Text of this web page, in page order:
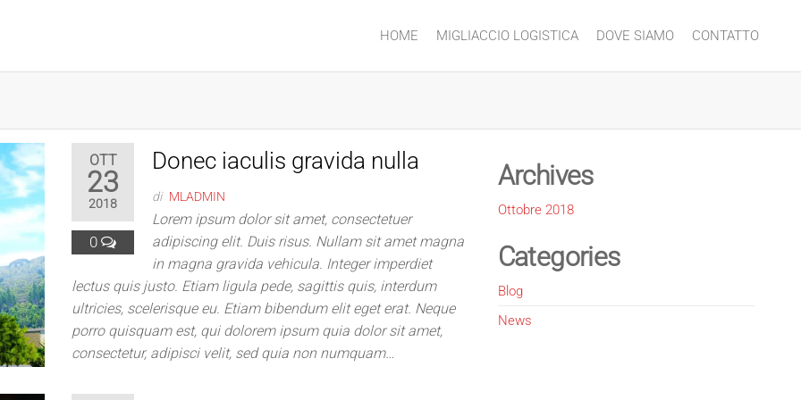
HOME MIGLIACCIO LOGISTICA DOVE SIAMO CONTATTO
OTT
23
2018
0
Donec iaculis gravida nulla
di MLADMIN
Lorem ipsum dolor sit amet, consectetuer
adipiscing elit. Duis risus. Nullam sit amet magna
in magna gravida vehicula. Integer imperdiet
lectus quis justo. Etiam ligula pede, sagittis quis, interdum
ultricies, scelerisque eu. Etiam bibendum elit eget erat. Neque
porro quisquam est, qui dolorem ipsum quia dolor sit amet,
consectetur, adipisci velit, sed quia non numquam…
Archives
Ottobre 2018
Categories
Blog
News